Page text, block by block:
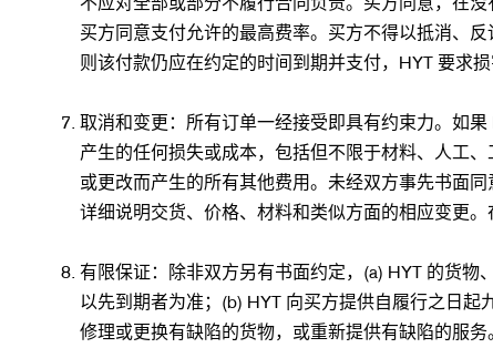
买方同意支付允许的最高费率。买方不得以抵消、
则该付款仍应在约定的时间到期并支付，HYT 要求
取消和变更：所有订单一经接受即具有约束力。如
产生的任何损失或成本，包括但不限于材料、人工
或更改而产生的所有其他费用。未经双方事先书面
详细说明交货、价格、材料和类似方面的相应变更
有限保证：除非双方另有书面约定，(a) HYT 的货物
以先到期者为准；(b) HYT 向买方提供自履行之日起
修理或更换有缺陷的货物，或重新提供有缺陷的服